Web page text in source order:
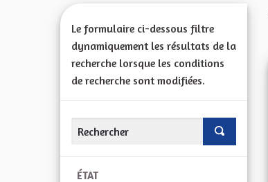
Le formulaire ci-dessous filtre
dynamiquement les résultats de la
recherche lorsque les conditions
de recherche sont modifiées.
ÉTAT